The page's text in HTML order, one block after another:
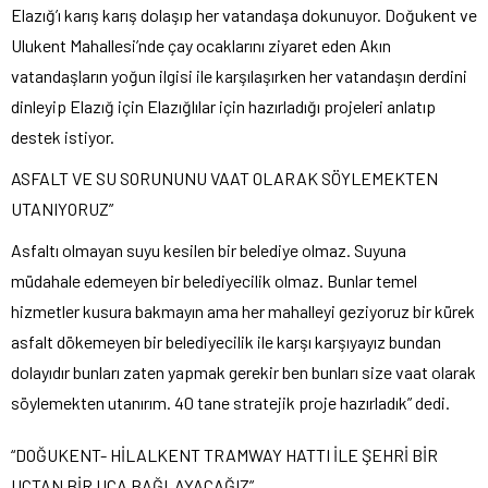
Elazığ’ı karış karış dolaşıp her vatandaşa dokunuyor. Doğukent ve
Ulukent Mahallesi’nde çay ocaklarını ziyaret eden Akın
vatandaşların yoğun ilgisi ile karşılaşırken her vatandaşın derdini
dinleyip Elazığ için Elazığlılar için hazırladığı projeleri anlatıp
destek istiyor.
ASFALT VE SU SORUNUNU VAAT OLARAK SÖYLEMEKTEN
UTANIYORUZ”
Asfaltı olmayan suyu kesilen bir belediye olmaz. Suyuna
müdahale edemeyen bir belediyecilik olmaz. Bunlar temel
hizmetler kusura bakmayın ama her mahalleyi geziyoruz bir kürek
asfalt dökemeyen bir belediyecilik ile karşı karşıyayız bundan
dolayıdır bunları zaten yapmak gerekir ben bunları size vaat olarak
söylemekten utanırım. 40 tane stratejik proje hazırladık” dedi.
“DOĞUKENT- HİLALKENT TRAMWAY HATTI İLE ŞEHRİ BİR